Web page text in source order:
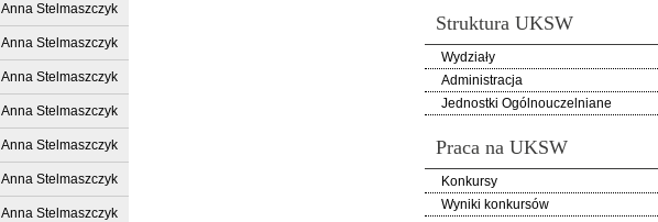
Anna Stelmaszczyk
Anna Stelmaszczyk
Anna Stelmaszczyk
Anna Stelmaszczyk
Anna Stelmaszczyk
Anna Stelmaszczyk
Anna Stelmaszczyk
Struktura UKSW
Wydziały
Administracja
Jednostki Ogólnouczelniane
Praca na UKSW
Konkursy
Wyniki konkursów